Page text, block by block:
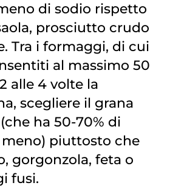
di sodio rispetto
prosciutto crudo
Tra i formaggi, di cui
al massimo 50
alle 4 volte la
scegliere il grana
ha 50-70% di
piuttosto che
gorgonzola, feta o
fusi.